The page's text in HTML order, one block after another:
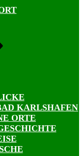
KARLSHAFEN
ORTE